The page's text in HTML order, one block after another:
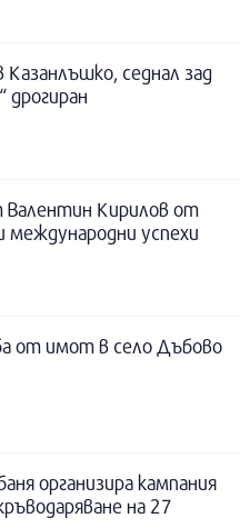
Казанлъшко, седнал зад
дрогиран
Кирилов от
международни успехи
от имот в село Дъбово
организира кампания
на 27